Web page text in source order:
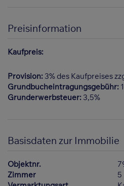
Preisinformation
Kaufpreis:
Provision: 3% des Kaufpreises
Grundbucheintragungsgebühr:
Grunderwerbsteuer: 3,5%
Basisdaten zur Immobilie
Objektnr.
Zimmer
5